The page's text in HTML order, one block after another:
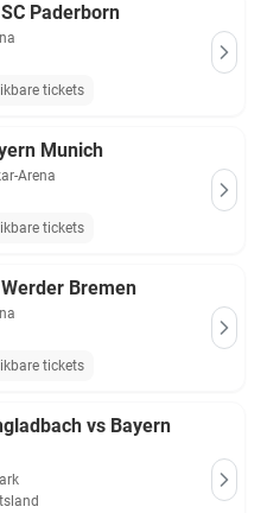
Paderborn
tickets
Munich
Arena
tickets
Bremen
tickets
vs Bayern